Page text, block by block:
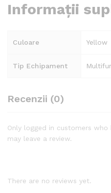
Informații
Culoare Yellow
Tip Echipament
Recenzii (0)
Only logged in customers
may leave a review.
There are no reviews yet.